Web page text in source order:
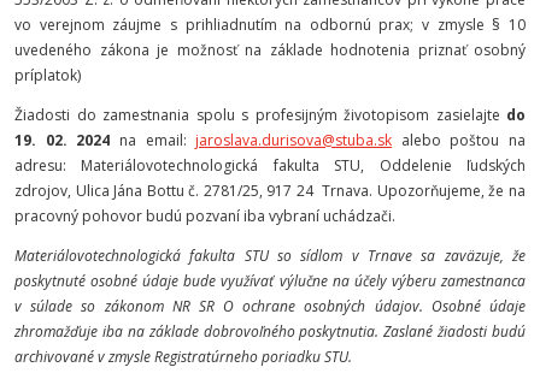
vo verejnom záujme s prihliadnutím na odbornú prax; v zmysle § 10
uvedeného zákona je možnosť na základe hodnotenia priznať osobný
príplatok)
Žiadosti do zamestnania spolu s profesijným životopisom zasielajte do
19. 02. 2024 na email: jaroslava.durisova@stuba.sk alebo poštou na
adresu: Materiálovotechnologická fakulta STU, Oddelenie ľudských
zdrojov, Ulica Jána Bottu č. 2781/25, 917 24 Trnava. Upozorňujeme, že na
pracovný pohovor budú pozvaní iba vybraní uchádzači.
Materiálovotechnologická fakulta STU so sídlom v Trnave sa zaväzuje, že
poskytnuté osobné údaje bude využívať výlučne na účely výberu zamestnanca
v súlade so zákonom NR SR O ochrane osobných údajov. Osobné údaje
zhromažďuje iba na základe dobrovoľného poskytnutia. Zaslané žiadosti budú
archivované v zmysle Registratúrneho poriadku STU.